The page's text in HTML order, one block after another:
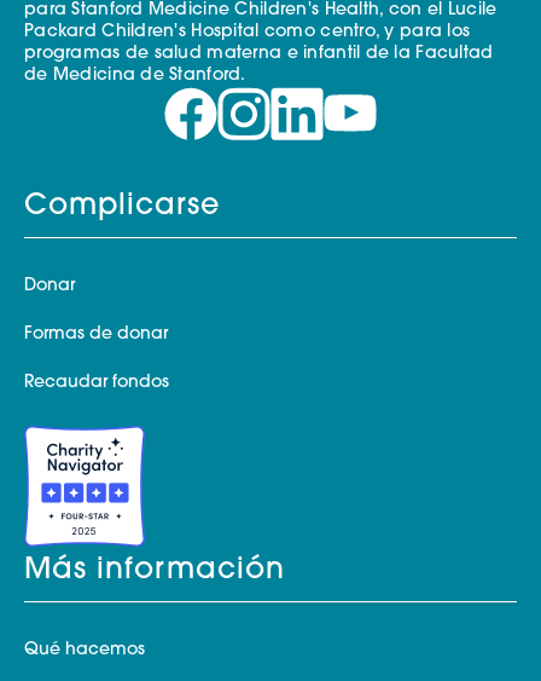
para Stanford Medicine Children's Health, con el Lucile
Packard Children's Hospital como centro, y para los
programas de salud materna e infantil de la Facultad
de Medicina de Stanford.
Complicarse
Donar
Formas de donar
Recaudar fondos
Más información
Qué hacemos